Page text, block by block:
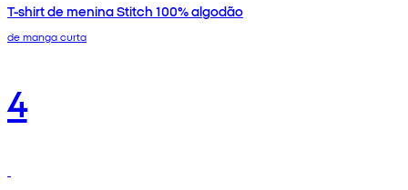
T-shirt de menina Stitch 100% algodão
de manga curta
4